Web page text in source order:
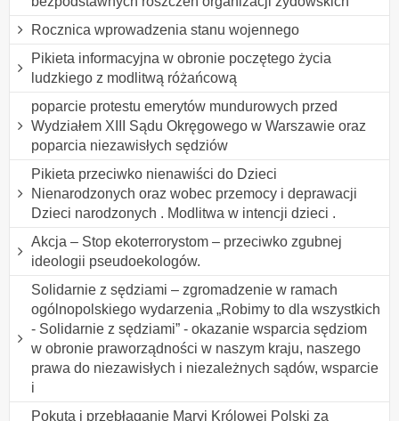
Rocznica wprowadzenia stanu wojennego
Pikieta informacyjna w obronie poczętego życia
ludzkiego z modlitwą różańcową
poparcie protestu emerytów mundurowych przed
Wydziałem XIII Sądu Okręgowego w Warszawie oraz
poparcia niezawisłych sędziów
Pikieta przeciwko nienawiści do Dzieci
Nienarodzonych oraz wobec przemocy i deprawacji
Dzieci narodzonych . Modlitwa w intencji dzieci .
Akcja – Stop ekoterrorystom – przeciwko zgubnej
ideologii pseudoekologów.
Solidarnie z sędziami – zgromadzenie w ramach
ogólnopolskiego wydarzenia „Robimy to dla wszystkich
- Solidarnie z sędziami” - okazanie wsparcia sędziom
w obronie praworządności w naszym kraju, naszego
prawa do niezawisłych i niezależnych sądów, wsparcie
i
Pokuta i przebłaganie Maryi Królowej Polski za